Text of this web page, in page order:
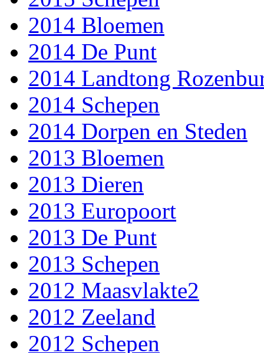
2014 Bloemen
2014 De Punt
2014 Landtong
2014 Schepen
2014 Dorpen en Steden
2013 Bloemen
2013 Dieren
2013 Europoort
2013 De Punt
2013 Schepen
2012 Maasvlakte2
2012 Zeeland
2012 Schepen